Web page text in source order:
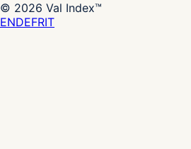
© 2026 Val Index™
ENDEFRIT